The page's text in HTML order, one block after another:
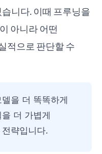
니다. 이때 프루닝을
아니라 어떤
적으로 판단할 수
을 더 똑똑하게
더 가볍게
략입니다.